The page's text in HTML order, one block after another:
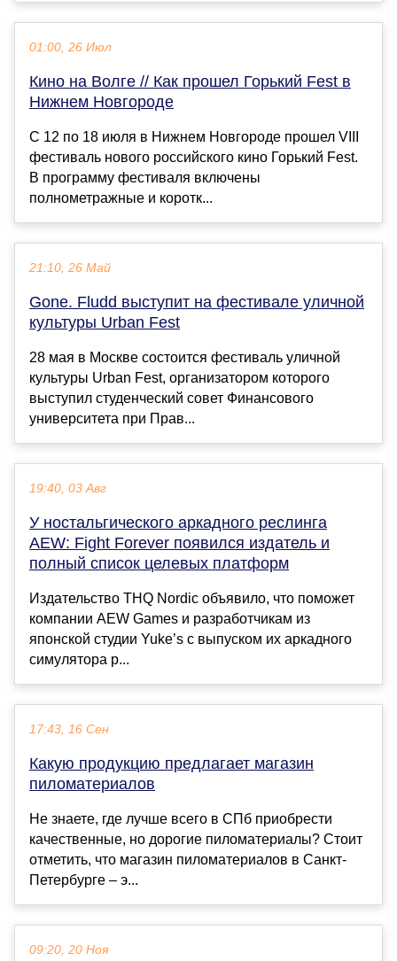
01:00, 26 Июл
Кино на Волге // Как прошел Горький Fest в
Нижнем Новгороде
С 12 по 18 июля в Нижнем Новгороде прошел VIII
фестиваль нового российского кино Горький Fest.
В программу фестиваля включены
полнометражные и коротк...
21:10, 26 Май
Gone. Fludd выступит на фестивале уличной
культуры Urban Fest
28 мая в Москве состоится фестиваль уличной
культуры Urban Fest, организатором которого
выступил студенческий совет Финансового
университета при Прав...
19:40, 03 Авг
У ностальгического аркадного реслинга
AEW: Fight Forever появился издатель и
полный список целевых платформ
Издательство THQ Nordic объявило, что поможет
компании AEW Games и разработчикам из
японской студии Yuke’s с выпуском их аркадного
симулятора р...
17:43, 16 Сен
Какую продукцию предлагает магазин
пиломатериалов
Не знаете, где лучше всего в СПб приобрести
качественные, но дорогие пиломатериалы? Стоит
отметить, что магазин пиломатериалов в Санкт-
Петербурге – э...
09:20, 20 Ноя